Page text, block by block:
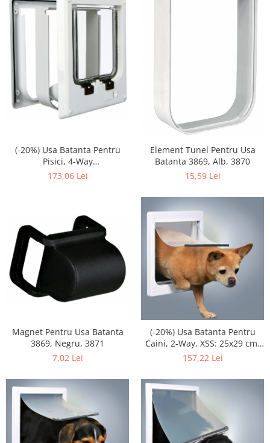
(-20%) Usa Batanta Pentru
Pisici, 4-Way
Electromagnetica, 21.1x24.4
173,06 Lei
Element Tunel Pentru Usa
Batanta 3869, Alb, 3870
15,59 Lei
Magnet Pentru Usa Batanta
3869, Negru, 3871
7,02 Lei
(-20%) Usa Batanta Pentru
Caini, 2-Way, XSS: 25x29 cm,
Alb, 3877
157,22 Lei